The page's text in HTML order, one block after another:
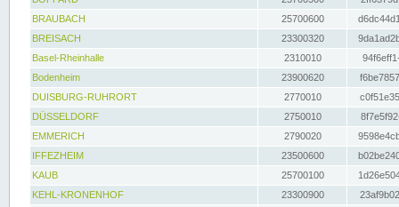
BRAUBACH
25700600
BREISACH
23300320
Basel-Rheinhalle
2310010
Bodenheim
23900620
DUISBURG-RUHRORT
2770010
DÜSSELDORF
2750010
EMMERICH
2790020
IFFEZHEIM
23500600
KAUB
25700100
KEHL-KRONENHOF
23300900